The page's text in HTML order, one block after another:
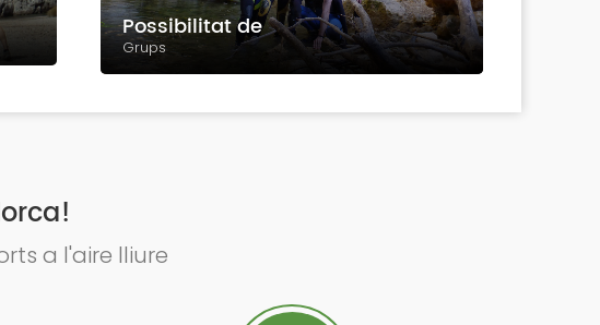
Possibilitat de
Grups
a l'aire lliure